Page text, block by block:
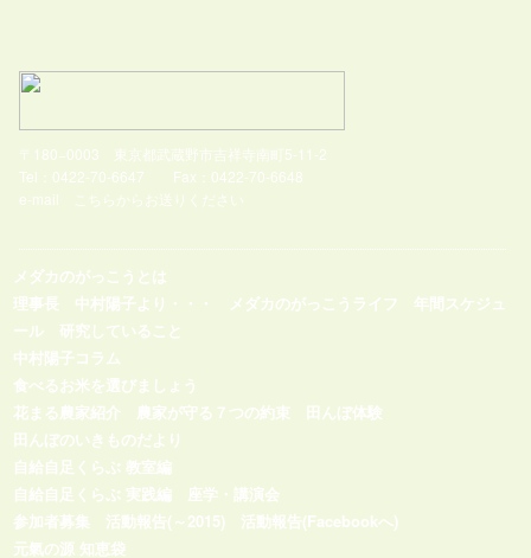
〒180−0003 東京都武蔵野市吉祥寺南町5-11-2
Tel：0422-70-6647 Fax：0422-70-6648
e-mail
こちらからお送りください
メダカのがっこうとは
理事長 中村陽子より・・・
メダカのがっこうライフ
年間スケジュ
ール
研究していること
中村陽子コラム
食べるお米を選びましょう
花まる農家紹介
農家が守る７つの約束
田んぼ体験
田んぼのいきものだより
自給自足くらぶ 教室編
自給自足くらぶ 実践編
座学・講演会
参加者募集
活動報告(～2015)
活動報告(Facebookへ)
元氣の源 知恵袋